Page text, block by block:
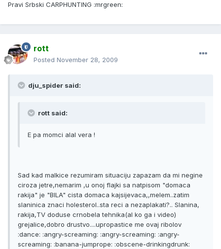
Pravi Srbski CARPHUNTING :mrgreen:
rott
Posted November 28, 2009
dju_spider said:
rott said:
E pa momci alal vera !
Sad kad malkice rezumiram situaciju zapazam da mi negine
ciroza jetre,nemarim ,u onoj flajki sa natpisom "domaca
rakija" je "BILA" cista domaca kajsijevaca,,melem..zatim
slaninica znaci holesterol..sta reci a nezaplakati?.. Slanina,
rakija,TV doduse crnobela tehnika(al ko ga i video)
grejalice,dobro drustvo....upropastice me ovaj ribolov
:dance: :angry-screaming: :angry-screaming: :angry-
screaming: :banana-jumprope: :obscene-drinkingdrunk: